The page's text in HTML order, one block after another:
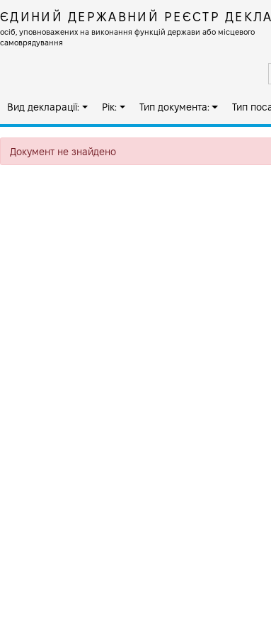
ЄДИНИЙ ДЕРЖАВНИЙ РЕЄСТР
осіб, уповноважених на виконання функцій держави або місцевого
самоврядування
Вид декларації: Рік: Тип документа: Тип
Документ не знайдено